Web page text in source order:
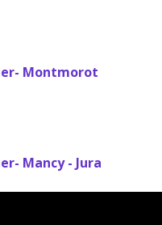
Montmorot
Mancy - Jura